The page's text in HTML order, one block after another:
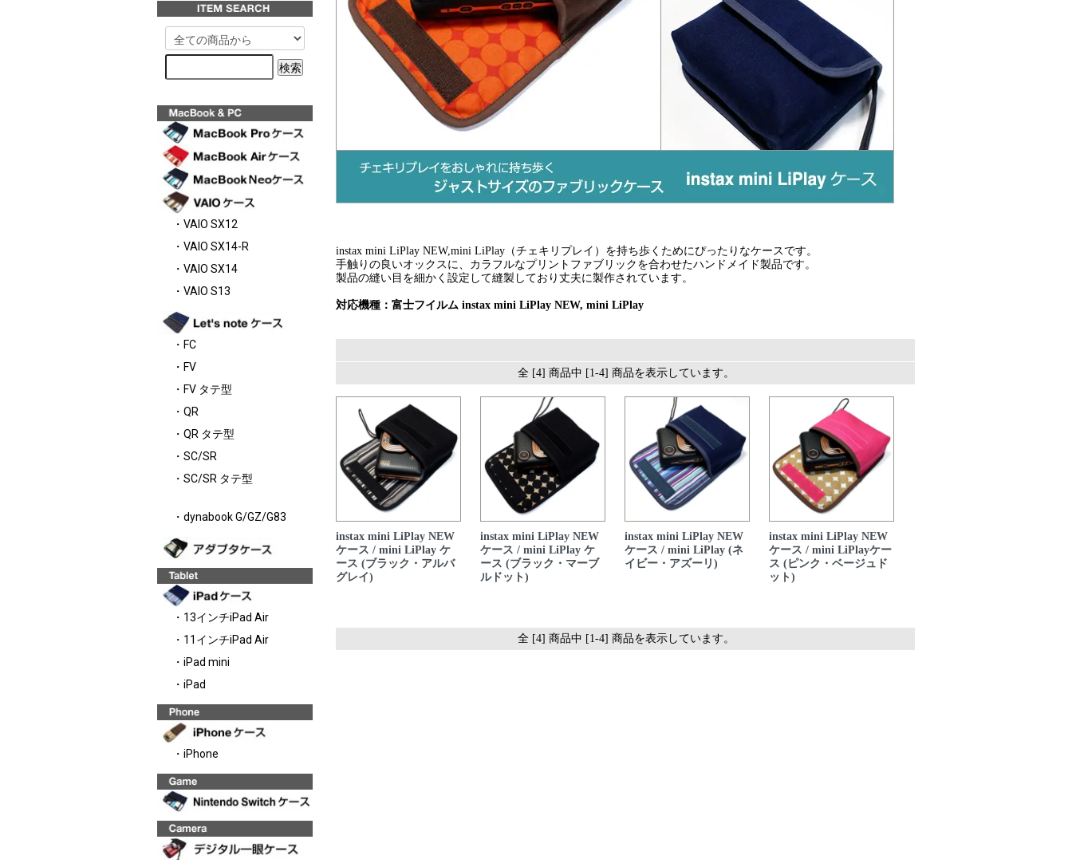
・VAIO SX12
・VAIO SX14-R
・VAIO SX14
・VAIO S13
・FC
・FV
・FV タテ型
・QR
・QR タテ型
・SC/SR
・SC/SR タテ型
・dynabook G/GZ/G83
・13インチiPad Air
・11インチiPad Air
・iPad mini
・iPad
・iPhone
instax mini LiPlay NEW,mini LiPlay（チェキリプレイ）を持ち歩くためにぴったりなケースです。
手触りの良いオックスに、カラフルなプリントファブリックを合わせたハンドメイド製品です。
製品の縫い目を細かく設定して縫製しており丈夫に製作されています。
対応機種：富士フイルム instax mini LiPlay NEW, mini LiPlay
全 [4] 商品中 [1-4] 商品を表示しています。
instax mini LiPlay NEW
ケース / mini LiPlay ケ
ース (ブラック・アルバ
グレイ)
instax mini LiPlay NEW
ケース / mini LiPlay ケ
ース (ブラック・マーブ
ルドット)
instax mini LiPlay NEW
ケース / mini LiPlay (ネ
イビー・アズーリ)
instax mini LiPlay NEW
ケース / mini LiPlayケー
ス (ピンク・ベージュド
ット)
全 [4] 商品中 [1-4] 商品を表示しています。